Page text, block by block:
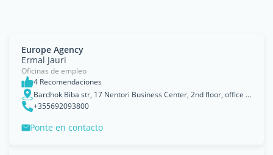
Europe Agency
Ermal Jauri
Oficinas de empleo
4 Recomendaciones
Bardhok Biba str, 17 Nentori Business Center, 2nd floor, office no 5, Tirana
+355692093800
Ponte en contacto